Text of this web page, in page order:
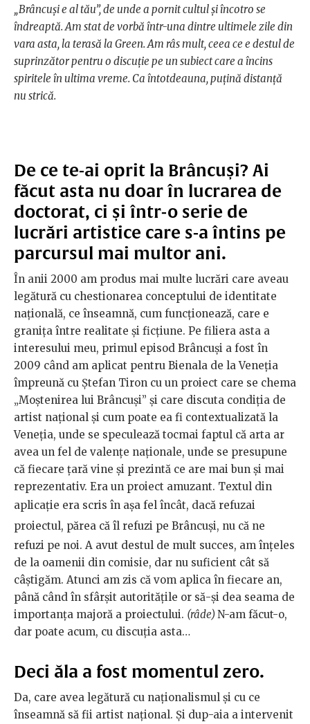
„Brâncuși e al tău”, de unde a pornit cultul și încotro se
îndreaptă. Am stat de vorbă într-una dintre ultimele zile din
vara asta, la terasă la Green. Am râs mult, ceea ce e destul de
suprinzător pentru o discuție pe un subiect care a încins
spiritele în ultima vreme. Ca întotdeauna, puțină distanță
nu strică.
De ce te-ai oprit la Brâncuși? Ai
făcut asta nu doar în lucrarea de
doctorat, ci și într-o serie de
lucrări artistice care s-a întins pe
parcursul mai multor ani.
În anii 2000 am produs mai multe lucrări care aveau
legătură cu chestionarea conceptului de identitate
națională, ce înseamnă, cum funcționează, care e
granița între realitate și ficțiune. Pe filiera asta a
interesului meu, primul episod Brâncuși a fost în
2009 când am aplicat pentru Bienala de la Veneția
împreună cu Ștefan Tiron cu un proiect care se chema
„Moștenirea lui Brâncuși” și care discuta condiția de
artist național și cum poate ea fi contextualizată la
Veneția, unde se speculează tocmai faptul că arta ar
avea un fel de valențe naționale, unde se presupune
că fiecare țară vine și prezintă ce are mai bun și mai
reprezentativ. Era un proiect amuzant. Textul din
aplicație era scris în așa fel încât, dacă refuzai
proiectul, părea că îl refuzi pe Brâncuși, nu că ne
refuzi pe noi. A avut destul de mult succes, am înțeles
de la oamenii din comisie, dar nu suficient cât să
câștigăm. Atunci am zis că vom aplica în fiecare an,
până când în sfârșit autoritățile or să-și dea seama de
importanța majoră a proiectului. (râde)N-am făcut-o,
dar poate acum, cu discuția asta…
Deci ăla a fost momentul zero.
Da, care avea legătură cu naționalismul și cu ce
înseamnă să fii artist național. Și dup-aia a intervenit